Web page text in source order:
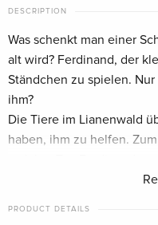
DESCRIPTION
Was schenkt man einer
alt wird? Ferdinand, der
Ständchen zu spielen.
ihm?
Die Tiere im Lianenwald
haben, ihm zu helfen.
PRODUCT DETAILS